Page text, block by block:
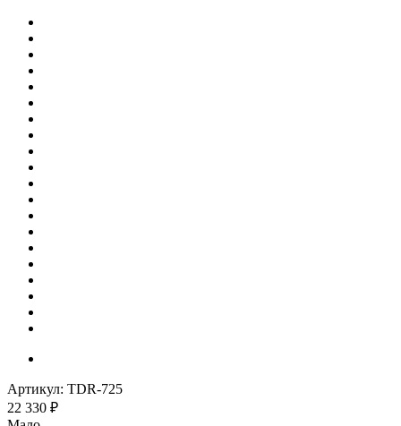
Артикул: TDR-725
22 330 ₽